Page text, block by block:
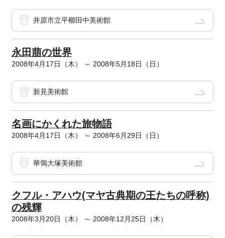
井原市立平櫛田中美術館
永田萠の世界
2008年4月17日（木） ～ 2008年5月18日（日）
新見美術館
名画にかくれた旅物語
2008年4月17日（木） ～ 2008年6月29日（日）
華鴒大塚美術館
クフル・アハウ(マヤ古典期の王たちの呼称)
の残輝
2008年3月20日（木） ～ 2008年12月25日（木）